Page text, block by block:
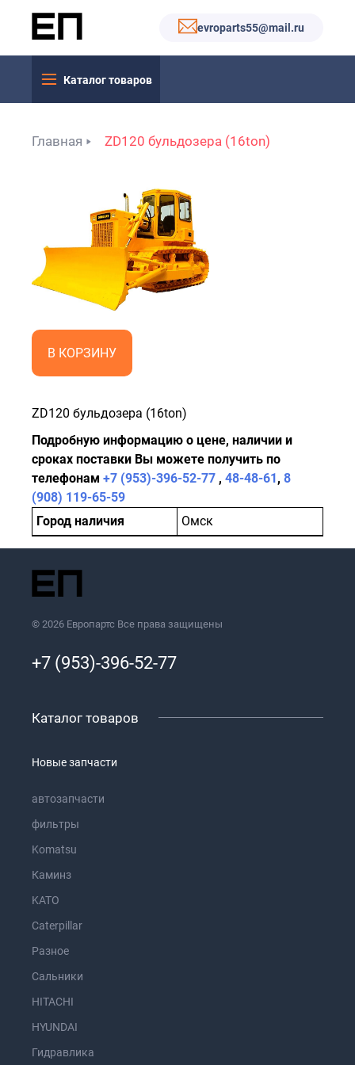
evroparts55@mail.ru
Каталог товаров
Главная ZD120 бульдозера (16ton)
В КОРЗИНУ
ZD120 бульдозера (16ton)
Подробную информацию о цене, наличии и
сроках поставки Вы можете получить по
телефонам +7 (953)-396-52-77 , 48-48-61, 8
(908) 119-65-59
Город наличия
Омск
© 2026 Европартс Все права защищены
+7 (953)-396-52-77
Каталог товаров
Новые запчасти
автозапчасти
фильтры
Komatsu
Каминз
KATO
Caterpillar
Разное
Сальники
HITACHI
HYUNDAI
Гидравлика